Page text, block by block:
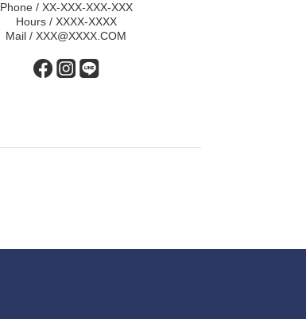
Phone / XX-XXX-XXX-XXX
Hours / XXXX-XXXX
Mail / XXX@XXXX.COM